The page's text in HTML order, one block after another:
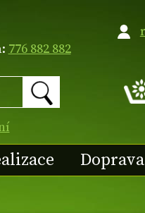
776 882 882
Doprava